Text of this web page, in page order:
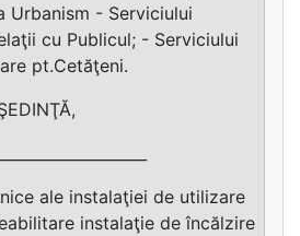
Urbanism - Serviciului
cu Publicul; - Serviciului
pt.Cetăţeni.
ale instalaţiei de utilizare
instalaţie de încălzire